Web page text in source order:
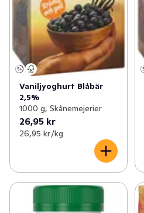
Vaniljyoghurt Blåbär
2,5%
1000 g, Skånemejerier
26,95 kr
26,95 kr /kg